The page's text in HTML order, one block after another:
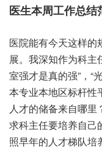
医生本周工作总结
医院能有今天这样的
展。我深知作为科主
室强才是真的强”，“
本专业本地区标杆性
人才的储备来自哪
求科主任要培养自己
照早年的人才梯队培